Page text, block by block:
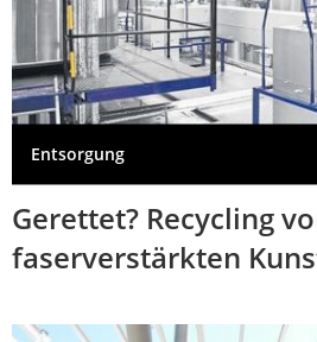
Entsorgung
Gerettet? Recycling
faserverstärkten